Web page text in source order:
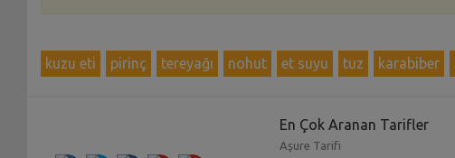
kuzu eti pirinç tereyağı nohut et suyu tuz karabiber
En Çok Aranan Tarifler
Aşure Tarifi